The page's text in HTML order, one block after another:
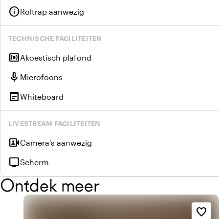
infoRoltrap aanwezig
TECHNISCHE FACILITEITEN
surround_soundAkoestisch plafond
mic Microfoons
wysiwygWhiteboard
LIVESTREAM FACILITEITEN
video_camera_frontCamera's aanwezig
tvScherm
Ontdek meer
favorite_border